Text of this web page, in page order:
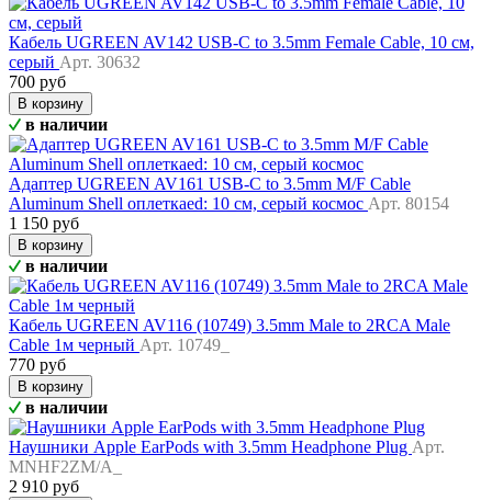
Кабель UGREEN AV142 USB-C to 3.5mm Female Cable, 10 см,
серый Арт. 30632
700 руб
В корзину
в наличии
Адаптер UGREEN AV161 USB-C to 3.5mm M/F Cable
Aluminum Shell оплеткаed: 10 см, серый космос Арт. 80154
1 150 руб
В корзину
в наличии
Кабель UGREEN AV116 (10749) 3.5mm Male to 2RCA Male
Cable 1м черный Арт. 10749_
770 руб
В корзину
в наличии
Наушники Apple EarPods with 3.5mm Headphone Plug Арт.
MNHF2ZM/A_
2 910 руб